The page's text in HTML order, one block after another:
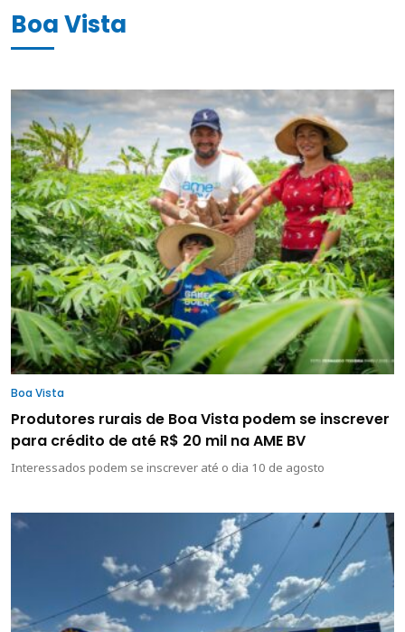
Boa Vista
Boa Vista
Produtores rurais de Boa Vista podem se inscrever
para crédito de até R$ 20 mil na AME BV
Interessados podem se inscrever até o dia 10 de agosto